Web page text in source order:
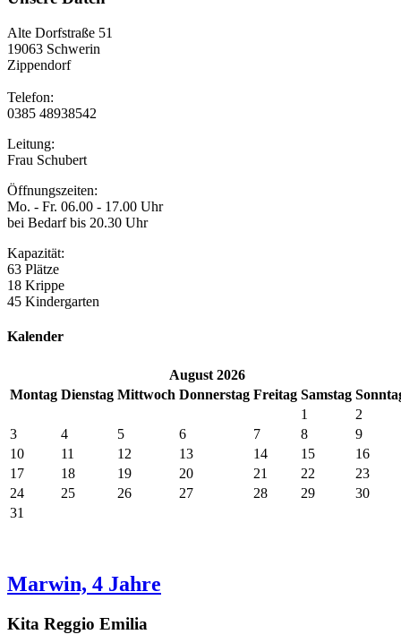
Alte Dorfstraße 51
19063 Schwerin
Zippendorf
Telefon:
0385 48938542
Leitung:
Frau Schubert
Öffnungszeiten:
Mo. - Fr. 06.00 - 17.00 Uhr
bei Bedarf bis 20.30 Uhr
Kapazität:
63 Plätze
18 Krippe
45 Kindergarten
Kalender
August 2026
Montag Dienstag Mittwoch Donnerstag Freitag Samstag So
1
2
3
4 5 6 7 8
9
10
11 12 13 14 15
16
17
18 19 20 21 22
23
24
25 26 27 28 29
30
31
Marwin, 4 Jahre
Kita Reggio Emilia